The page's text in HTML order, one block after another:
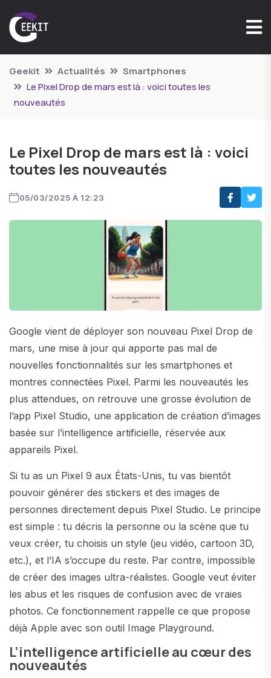
Geekit Actualités
Smartphones
Le Pixel Drop de mars est là : voici toutes les
nouveautés
Le Pixel Drop de mars est là : voici
toutes les nouveautés
05/03/2025 À 12:23
Google vient de déployer son nouveau Pixel Drop de
mars, une mise à jour qui apporte pas mal de
nouvelles fonctionnalités sur les smartphones et
montres connectées Pixel. Parmi les nouveautés les
plus attendues, on retrouve une grosse évolution de
l’app Pixel Studio, une application de création d’images
basée sur l’intelligence artificielle, réservée aux
appareils Pixel.
Si tu as un Pixel 9 aux États-Unis, tu vas bientôt
pouvoir générer des stickers et des images de
personnes directement depuis Pixel Studio. Le principe
est simple : tu décris la personne ou la scène que tu
veux créer, tu choisis un style (jeu vidéo, cartoon 3D,
etc.), et l’IA s’occupe du reste. Par contre, impossible
de créer des images ultra-réalistes. Google veut éviter
les abus et les risques de confusion avec de vraies
photos. Ce fonctionnement rappelle ce que propose
déjà Apple avec son outil Image Playground.
L’intelligence artificielle au cœur des
nouveautés